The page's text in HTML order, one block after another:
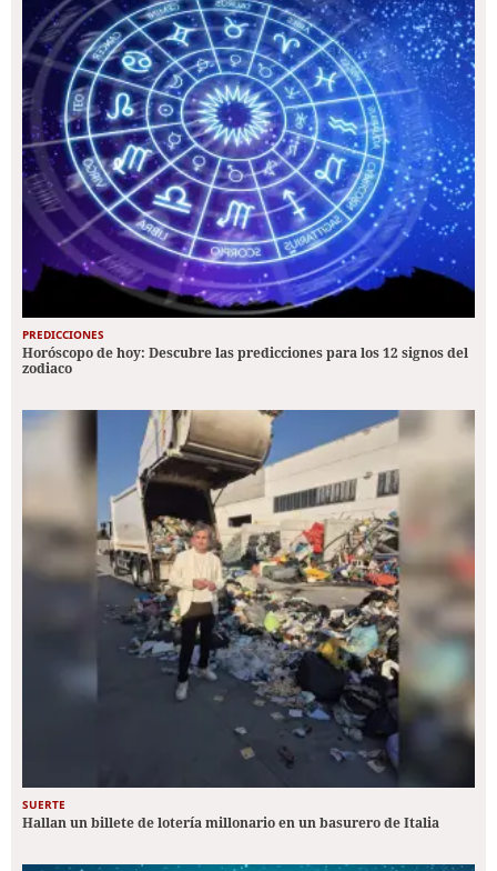
PREDICCIONES
Horóscopo de hoy: Descubre las predicciones para los 12 signos del
zodiaco
SUERTE
Hallan un billete de lotería millonario en un basurero de Italia